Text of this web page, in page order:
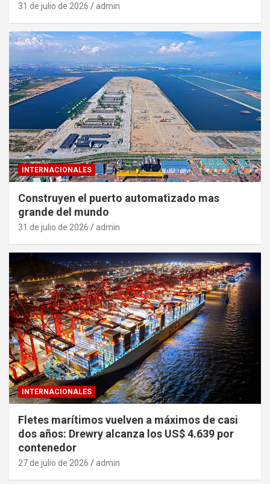
31 de julio de 2026 admin
INTERNACIONALES
Construyen el puerto automatizado mas
grande del mundo
31 de julio de 2026 admin
INTERNACIONALES
Fletes marítimos vuelven a máximos de casi
dos años: Drewry alcanza los US$ 4.639 por
contenedor
27 de julio de 2026 admin